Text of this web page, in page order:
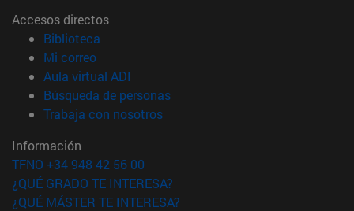
Accesos directos
Biblioteca
Mi correo(abre en nueva ventana)
Aula virtual ADI
Búsqueda de personas(abre en nueva ventana)
Trabaja con nosotros(abre en nueva ventana)
Información
TFNO +34 948 42 56 00
¿QUÉ GRADO TE INTERESA?
¿QUÉ MÁSTER TE INTERESA?